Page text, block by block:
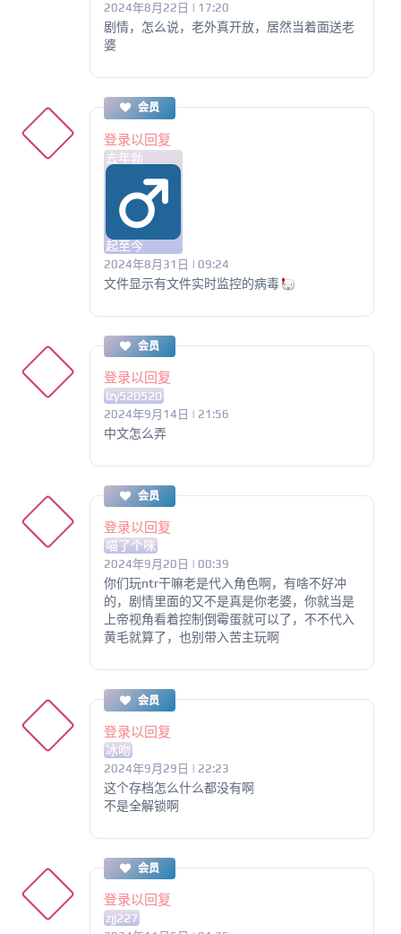
2024年8月22日 | 17:20
剧情，怎么说，老外真开放，居然当着面送老
婆
会员
登录以回复
去年勃
起至今
2024年8月31日 | 09:24
文件显示有文件实时监控的病毒
会员
登录以回复
lzy520520
2024年9月14日 | 21:56
中文怎么弄
会员
登录以回复
喵了个咪
2024年9月20日 | 00:39
你们玩ntr干嘛老是代入角色啊，有啥不好冲
的，剧情里面的又不是真是你老婆，你就当是
上帝视角看着控制倒霉蛋就可以了，不不代入
黄毛就算了，也别带入苦主玩啊
会员
登录以回复
冰吻
2024年9月29日 | 22:23
这个存档怎么什么都没有啊
不是全解锁啊
会员
登录以回复
zjj227